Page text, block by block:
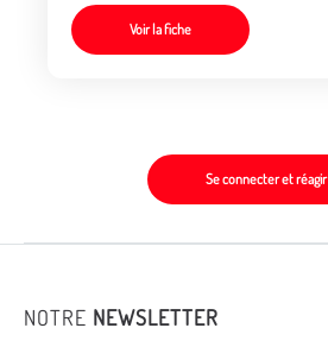
Voir la fiche
Se connecter et réagir
NOTRE NEWSLETTER